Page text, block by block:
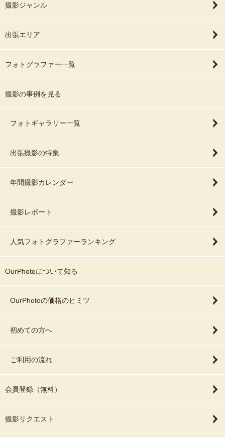
撮影ジャンル
出張エリア
フォトグラファー一覧
撮影の事例を見る
フォトギャラリー一覧
出張撮影の特集
年間撮影カレンダー
撮影レポート
人気フォトグラファーランキング
OurPhotoについて知る
OurPhotoの価格のヒミツ
初めての方へ
ご利用の流れ
会員登録（無料）
撮影リクエスト